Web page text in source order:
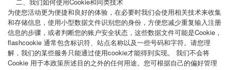
为使您活动更为便捷和良好的体验，在必要时我们会使用相关技术来收集
和存储信息，使用小型数据文件识别您的身份，方便您减少重复输入注册
信息的步骤，或者判断您的账户安全状态，这些数据文件可能是Cookie，
flashcookie 通常包含标识符、站点名称以及一些号码和字符。请您理
解，我们的某些服务只能通过使用cookie才能得到实现。 我们不会将
Cookie 用于本政策所述目的之外的任何用途。您可根据自己的偏好管理